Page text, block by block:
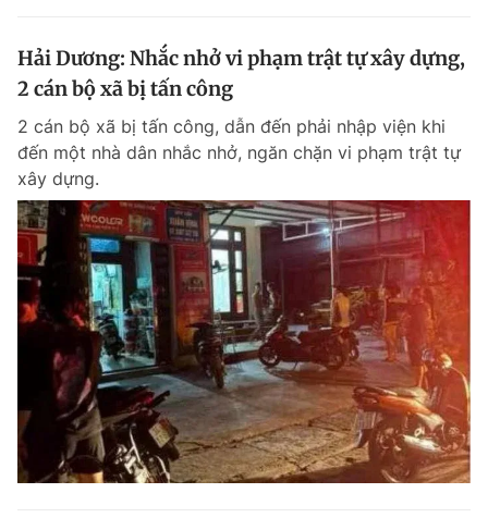
Hải Dương: Nhắc nhở vi phạm trật tự xây dựng,
2 cán bộ xã bị tấn công
2 cán bộ xã bị tấn công, dẫn đến phải nhập viện khi
đến một nhà dân nhắc nhở, ngăn chặn vi phạm trật tự
xây dựng.